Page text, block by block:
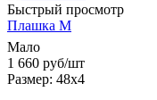
Быстрый просмотр
Плашка М
Мало
1 660 руб/шт
Размер: 48х4